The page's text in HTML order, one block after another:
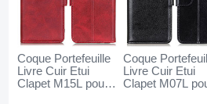
Coque Portefeuille
Livre Cuir Etui
Clapet M15L pour
Coque
Livre Cuir Etui
Clapet M07L